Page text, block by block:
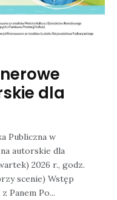
dla
Publiczna w
autorskie dla
z Panem Po...